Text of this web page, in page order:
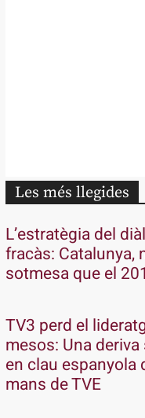
Les més llegides
L’estratègia del
fracàs: Catalunya,
sotmesa que el
TV3 perd el
mesos: Una
en clau espanyola
mans de TVE